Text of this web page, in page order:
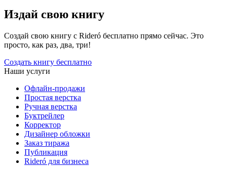
Издай свою книгу
Создай свою книгу с Rideró бесплатно прямо сейчас. Это
просто, как раз, два, три!
Создать книгу бесплатно
Наши услуги
Офлайн-продажи
Простая верстка
Ручная верстка
Буктрейлер
Корректор
Дизайнер обложки
Заказ тиража
Публикация
Rideró для бизнеса